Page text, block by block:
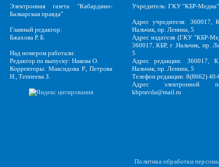
Электронная газета "Кабардино-
Балкарская правда"
Главный редактор:
Бжахова Р. Б.
Над номером работали:
Редактор по выпуску: Накова О.
Корректоры: Максидова Р., Петрова
Н., Теппеева З.
Учредитель: ГКУ "КБР-Медиа"
Адрес учредителя: 360017,
Нальчик, пр. Ленина, 5
Адрес издателя (ГКУ "КБР-
360017, КБР, г .Нальчик, пр.
5
Адрес редакции: 360017,
Нальчик, пр. Ленина, 5
Телефон редакции: 8(8662)
Адрес электронной
kbpravda@mail.ru
Политика обработки